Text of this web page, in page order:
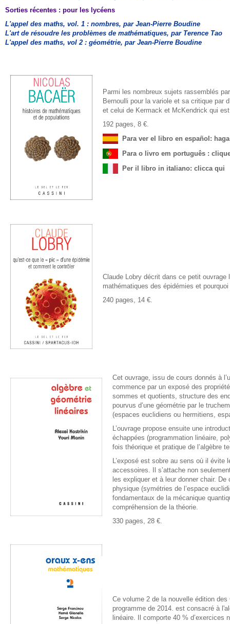
Sorties récentes : pour les lycéens
L'appel des maths, vol. 1 : nombres, par Jean-Pierre Boudine
L'art de résoudre les problèmes de mathématiques, par Terence Tao
L'appel des maths, vol 2 : géométrie, par Jean-Pierre Boudine
Parmi les nombreux sujets rassemblés
Bernoulli pour la variole et sa critique par
et celui de Kermack et McKendrick qui
192 pages, 8 €.
Para ver el libro en español:
Para o livro em português :
Per il libro in italiano: clicca qui
Claude Lobry décrit dans ce petit
mathématiques des épidémies et
240 pages, 14 €.
Cet ouvrage, issu de cours donnés à
commence par un exposé des
sommes et quotients, structure des
pourvus d’une géométrie par le
(espaces euclidiens ou hermitiens,
L’ouvrage propose ensuite une
échappées (programmation linéaire,
fois théorique et pratique de l’algèbre
L’exposé est sobre au sens où il
accessoires. Il s’attache non
les expliquer et à leur donner chair.
physique (symétries de l’espace
fondamentaux de la mécanique
compréhension de la théorie.
330 pages, 28 €.
Ce volume 2 de la nouvelle édition
programme de 2014. est consacré à
linéaire. Il comporte 40 % d’exercices